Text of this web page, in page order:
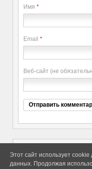
Имя *
Email *
Веб-сайт (не
Copyright elitethings. All Rights
Этот сайт использует
данных. Продолжая